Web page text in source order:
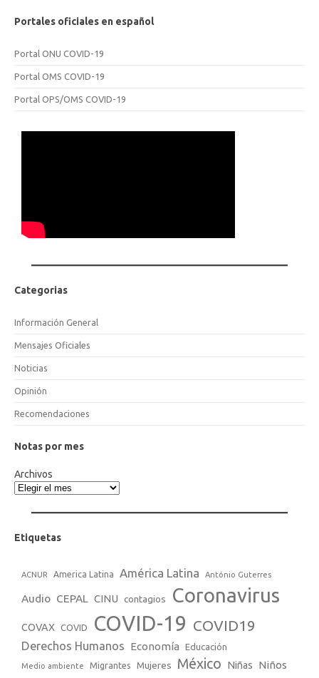
Portales oficiales en español
Portal ONU COVID-19
Portal OMS COVID-19
Portal OPS/OMS COVID-19
Categorias
Información General
Mensajes Oficiales
Noticias
Opinión
Recomendaciones
Notas por mes
Archivos
Etiquetas
ACNUR America Latina América Latina António Guterres
Audio CEPAL CINU contagios Coronavirus
COVAX COVID COVID-19 COVID19
Derechos Humanos Economía Educación
Medio ambiente Migrantes Mujeres México Niñas Niños